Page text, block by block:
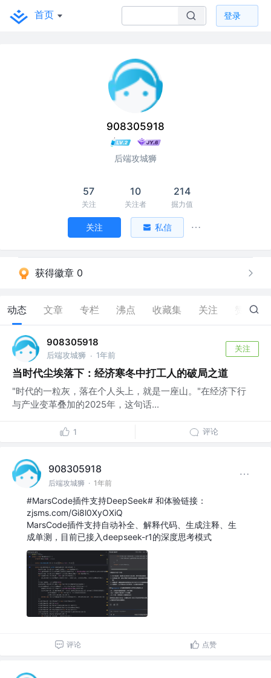
首页 登录
908305918
后端攻城狮
57
关注
10
关注者
214
掘力值
关注 私信
获得徽章 0
动态 文章 专栏 沸点 收藏集 关注 202
908305918
后端攻城狮 · 1年前
关注
当时代尘埃落下：经济寒冬中打工人的破局之道
"时代的一粒灰，落在个人头上，就是一座山。"在经济下行
与产业变革叠加的2025年，这句话...
1 评论
908305918
后端攻城狮 · 1年前
#MarsCode插件支持DeepSeek# 和体验链接：
zjsms.com/Gi8l0XyOXiQ
MarsCode插件支持自动补全、解释代码、生成注释、生
成单测，目前已接入deepseek-r1的深度思考模式
评论 点赞